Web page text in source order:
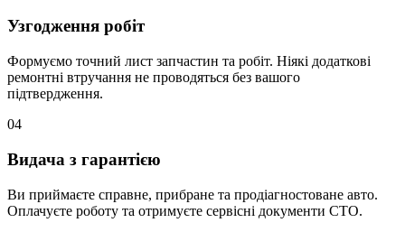
Узгодження робіт
Формуємо точний лист запчастин та робіт. Ніякі додаткові
ремонтні втручання не проводяться без вашого
підтвердження.
04
Видача з гарантією
Ви приймаєте справне, прибране та продіагностоване авто.
Оплачуєте роботу та отримуєте сервісні документи СТО.